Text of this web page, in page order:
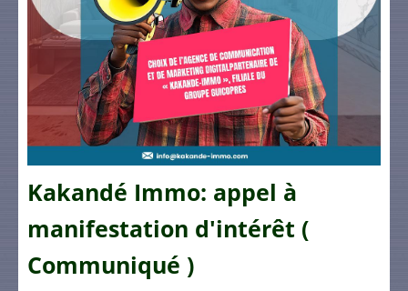
Kakandé Immo: appel à
manifestation d'intérêt (
Communiqué )